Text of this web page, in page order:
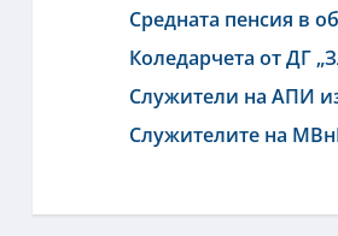
Средната пенсия в
Коледарчета от ДГ
Служители на АПИ
Служителите на